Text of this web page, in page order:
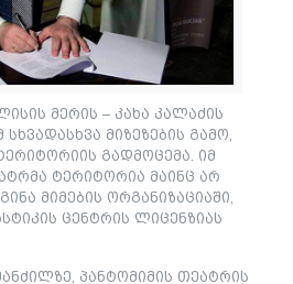
მერის – კახა კალაძის
მიზეზების გამო,
გადმოცემა. იმ
ტერიტორია მაინც არ
მიმების ორგანიზაციაში,
ცენტრის ლიცენზიას
პანტომიმის თეატრის